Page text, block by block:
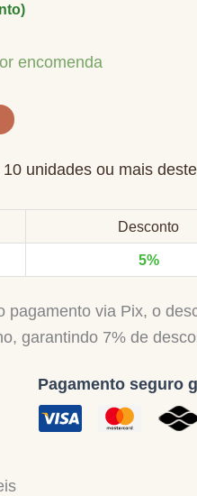
encomenda
unidades ou mais
Desconto
5%
pagamento via Pix, o
garantindo 7% de
Pagamento seguro